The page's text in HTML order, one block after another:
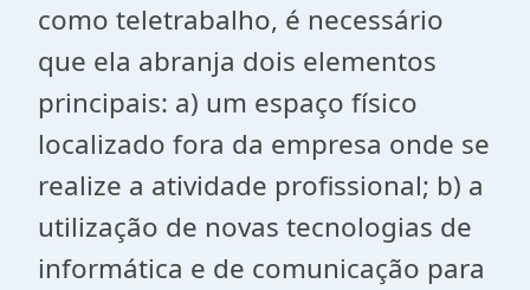
como teletrabalho, é necessário
que ela abranja dois elementos
principais: a) um espaço físico
localizado fora da empresa onde se
realize a atividade profissional; b) a
utilização de novas tecnologias de
informática e de comunicação para